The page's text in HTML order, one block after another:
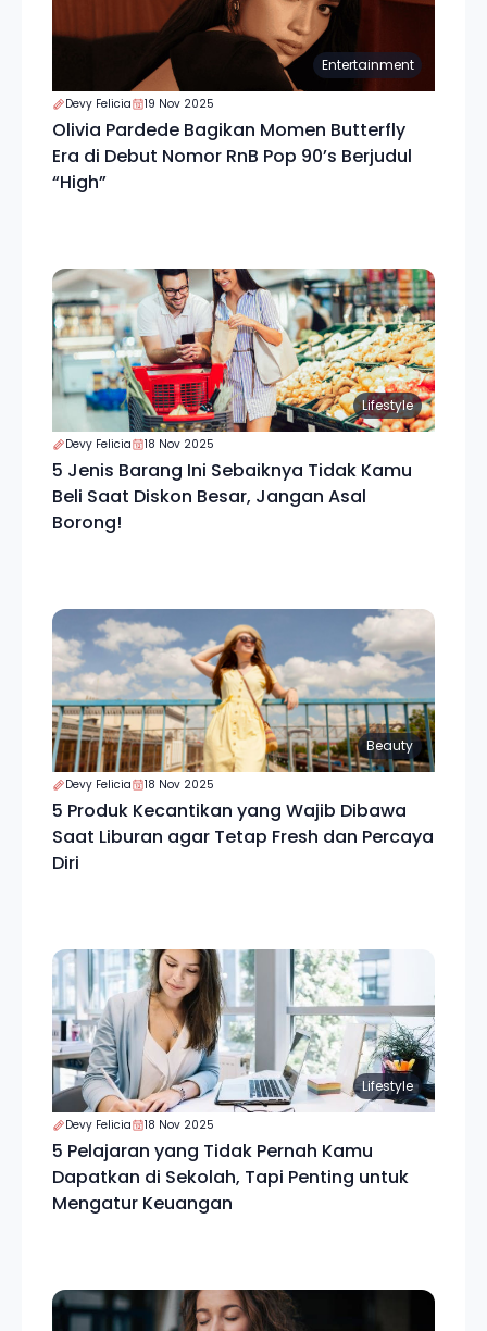
Entertainment
Devy Felicia 19 Nov 2025
Olivia Pardede Bagikan Momen Butterfly
Era di Debut Nomor RnB Pop 90’s Berjudul
“High”
Lifestyle
Devy Felicia 18 Nov 2025
5 Jenis Barang Ini Sebaiknya Tidak Kamu
Beli Saat Diskon Besar, Jangan Asal
Borong!
Beauty
Devy Felicia 18 Nov 2025
5 Produk Kecantikan yang Wajib Dibawa
Saat Liburan agar Tetap Fresh dan Percaya
Diri
Lifestyle
Devy Felicia 18 Nov 2025
5 Pelajaran yang Tidak Pernah Kamu
Dapatkan di Sekolah, Tapi Penting untuk
Mengatur Keuangan